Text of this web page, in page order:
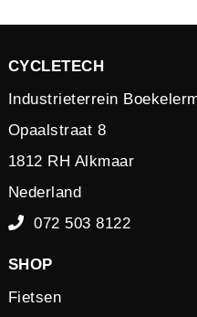
CYCLETECH
Industrieterrein
Opaalstraat 8
1812 RH Alkmaar
Nederland
072 503 8122
SHOP
Fietsen